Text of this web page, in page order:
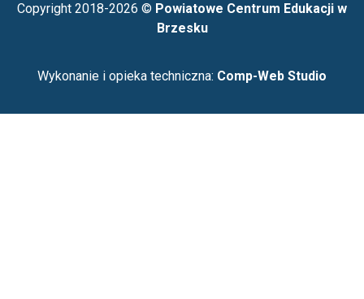
Copyright 2018-2026 © Powiatowe Centrum Edukacji w
Brzesku
Wykonanie i opieka techniczna: Comp-Web Studio